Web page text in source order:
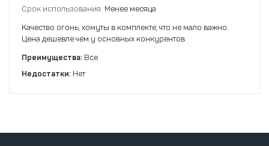
Срок использования: Менее месяца
Качество огонь, хомуты в комплекте, что не мало важно.
Цена дешевле чем у основных конкурентов
Преимущества: Все
Недостатки: Нет